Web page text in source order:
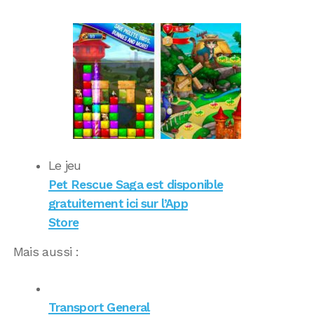
Le jeu
Pet Rescue Saga est disponible
gratuitement ici sur l’App
Store
Mais aussi :
Transport General